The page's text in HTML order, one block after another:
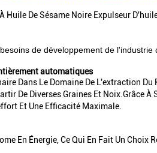
De Sésame Noire Expulseur
de développement de
automatiques
Dans Le Domaine De L'extraction
De Diverses Graines Et Noix.Grâce
Et Une Efficacité Maximale.
En Énergie, Ce Qui En Fait Un